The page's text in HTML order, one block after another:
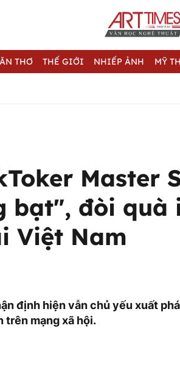
THƠ THẾ GIỚI NHIẾP ẢNH MỸ
Master
bạt", đòi quà
Việt Nam
định hiện vẫn chủ yếu xuất
trên mạng xã hội.